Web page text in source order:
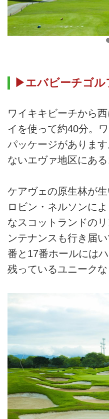
▶エバビーチゴル
ワイキキビーチから
イを使って約40分。
パッケージがありま
ないエヴァ地区にある
ケアヴェの原生林が生
ロビン・ネルソンに
なスコットランドの
ンテナンスも行き届
番と17番ホールには
残っているユニークな